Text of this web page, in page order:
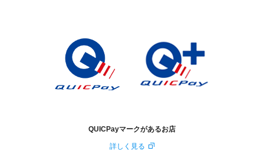
QUICPayマークがあるお店
詳しく見る